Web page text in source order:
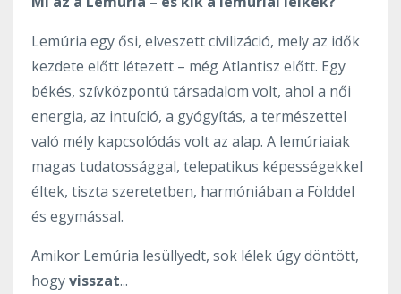
Lemúria egy ősi, elveszett civilizáció, mely az idők
kezdete előtt létezett – még Atlantisz előtt. Egy
békés, szívközpontú társadalom volt, ahol a női
energia, az intuíció, a gyógyítás, a természettel
való mély kapcsolódás volt az alap. A lemúriaiak
magas tudatossággal, telepatikus képességekkel
éltek, tiszta szeretetben, harmóniában a Földdel
és egymással.
Amikor Lemúria lesüllyedt, sok lélek úgy döntött,
hogyvisszat...